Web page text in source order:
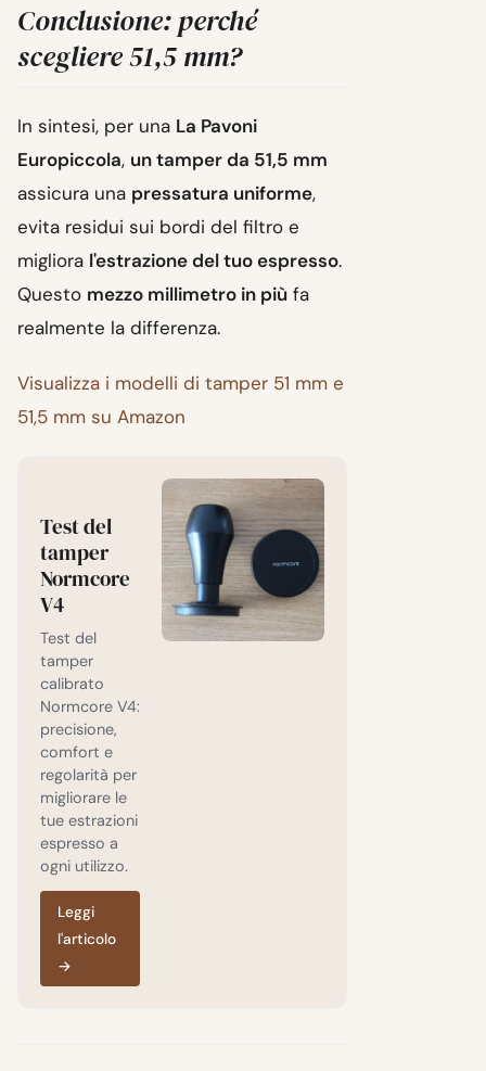
Conclusione: perché
scegliere 51,5 mm?
In sintesi, per una La Pavoni
Europiccola, un tamper da 51,5 mm
assicura una pressatura uniforme,
evita residui sui bordi del filtro e
migliora l'estrazione del tuo espresso.
Questo mezzo millimetro in più fa
realmente la differenza.
Visualizza i modelli di tamper 51 mm e
51,5 mm su Amazon
Test del
tamper
Normcore
V4
Test del
tamper
calibrato
Normcore V4:
precisione,
comfort e
regolarità per
migliorare le
tue estrazioni
espresso a
ogni utilizzo.
Leggi
l'articolo
→